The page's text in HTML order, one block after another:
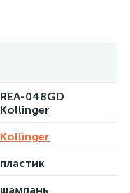
REA-048GD
Kollinger
Kollinger
пластик
шампань